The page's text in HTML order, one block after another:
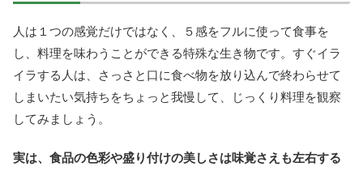
人は１つの感覚だけではなく、５感をフルに使って食事を
し、料理を味わうことができる特殊な生き物です。すぐイラ
イラする人は、さっさと口に食べ物を放り込んで終わらせて
しまいたい気持ちをちょっと我慢して、じっくり料理を観察
してみましょう。
実は、食品の色彩や盛り付けの美しさは味覚さえも左右する